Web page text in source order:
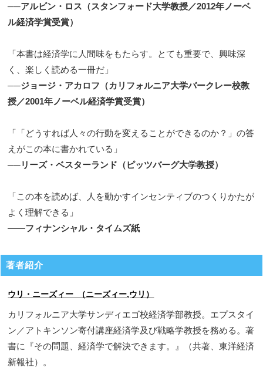
──アルビン・ロス（スタンフォード大学教授／2012年ノーベ
ル経済学賞受賞）
「本書は経済学に人間味をもたらす。とても重要で、興味深
く、楽しく読める一冊だ」
──ジョージ・アカロフ（カリフォルニア大学バークレー校教
授／2001年ノーベル経済学賞受賞）
「「どうすれば人々の行動を変えることができるのか？」の答
えがこの本に書かれている」
──リーズ・ベスターランド（ピッツバーグ大学教授）
「この本を読めば、人を動かすインセンティブのつくりかたが
よく理解できる」
――フィナンシャル・タイムズ紙
著者紹介
ウリ・ニーズィー （ニーズィー,ウリ）
カリフォルニア大学サンディエゴ校経済学部教授。エプスタイ
ン／アトキンソン寄付講座経済学及び戦略学教授を務める。著
書に『その問題、経済学で解決できます。』（共著、東洋経済
新報社）。